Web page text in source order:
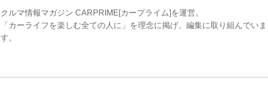
クルマ情報マガジン CARPRIME[カープライム]を運営。
「カーライフを楽しむ全ての人に」を理念に掲げ、編集に取り組んでいま
す。